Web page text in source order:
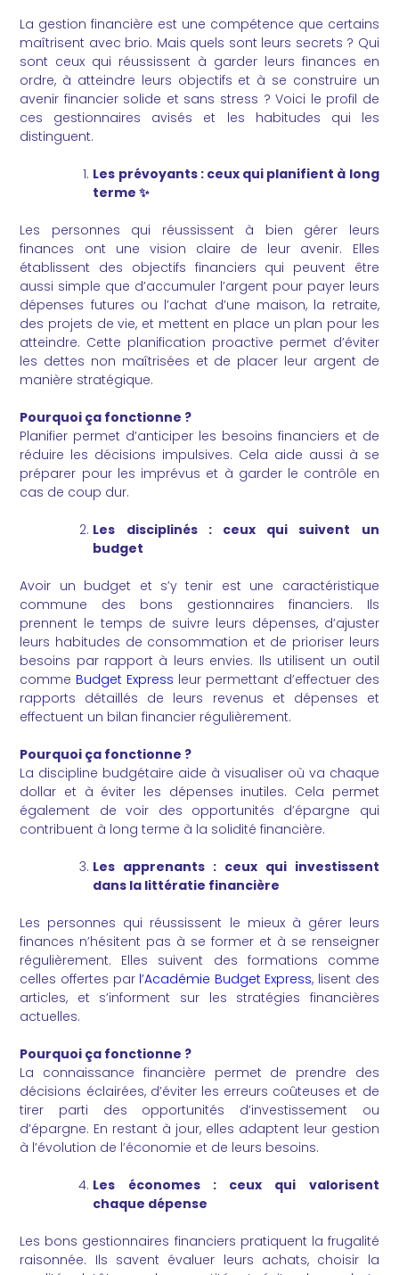
La gestion financière est une compétence que certains
maîtrisent avec brio. Mais quels sont leurs secrets ? Qui
sont ceux qui réussissent à garder leurs finances en
ordre, à atteindre leurs objectifs et à se construire un
avenir financier solide et sans stress ? Voici le profil de
ces gestionnaires avisés et les habitudes qui les
distinguent.
Les prévoyants : ceux qui planifient à long
terme✨
Les personnes qui réussissent à bien gérer leurs
finances ont une vision claire de leur avenir. Elles
établissent des objectifs financiers qui peuvent être
aussi simple que d’accumuler l’argent pour payer leurs
dépenses futures ou l’achat d’une maison, la retraite,
des projets de vie, et mettent en place un plan pour les
atteindre. Cette planification proactive permet d’éviter
les dettes non maîtrisées et de placer leur argent de
manière stratégique.
Pourquoi ça fonctionne ?
Planifier permet d’anticiper les besoins financiers et de
réduire les décisions impulsives. Cela aide aussi à se
préparer pour les imprévus et à garder le contrôle en
cas de coup dur.
Les disciplinés : ceux qui suivent un
budget
Avoir un budget et s’y tenir est une caractéristique
commune des bons gestionnaires financiers. Ils
prennent le temps de suivre leurs dépenses, d’ajuster
leurs habitudes de consommation et de prioriser leurs
besoins par rapport à leurs envies. Ils utilisent un outil
comme Budget Express leur permettant d’effectuer des
rapports détaillés de leurs revenus et dépenses et
effectuent un bilan financier régulièrement.
Pourquoi ça fonctionne ?
La discipline budgétaire aide à visualiser où va chaque
dollar et à éviter les dépenses inutiles. Cela permet
également de voir des opportunités d’épargne qui
contribuent à long terme à la solidité financière.
Les apprenants : ceux qui investissent
dans la littératie financière
Les personnes qui réussissent le mieux à gérer leurs
finances n’hésitent pas à se former et à se renseigner
régulièrement. Elles suivent des formations comme
celles offertes par l’Académie Budget Express, lisent des
articles, et s’informent sur les stratégies financières
actuelles.
Pourquoi ça fonctionne ?
La connaissance financière permet de prendre des
décisions éclairées, d’éviter les erreurs coûteuses et de
tirer parti des opportunités d’investissement ou
d’épargne. En restant à jour, elles adaptent leur gestion
à l’évolution de l’économie et de leurs besoins.
Les économes : ceux qui valorisent
chaque dépense
Les bons gestionnaires financiers pratiquent la frugalité
raisonnée. Ils savent évaluer leurs achats, choisir la